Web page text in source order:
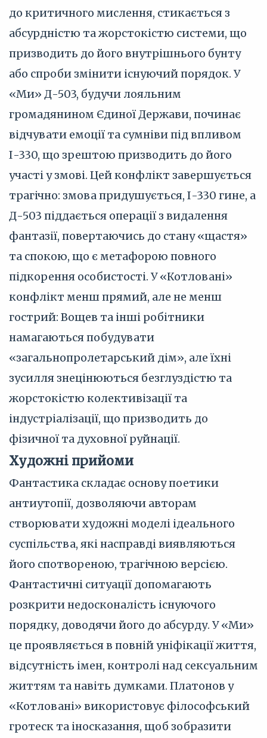
до критичного мислення, стикається з
абсурдністю та жорстокістю системи, що
призводить до його внутрішнього бунту
або спроби змінити існуючий порядок. У
«Ми» Д-503, будучи лояльним
громадянином Єдиної Держави, починає
відчувати емоції та сумніви під впливом
І-330, що зрештою призводить до його
участі у змові. Цей конфлікт завершується
трагічно: змова придушується, І-330 гине, а
Д-503 піддається операції з видалення
фантазії, повертаючись до стану «щастя»
та спокою, що є метафорою повного
підкорення особистості. У «Котловані»
конфлікт менш прямий, але не менш
гострий: Вощев та інші робітники
намагаються побудувати
«загальнопролетарський дім», але їхні
зусилля знецінюються безглуздістю та
жорстокістю колективізації та
індустріалізації, що призводить до
фізичної та духовної руйнації.
Художні прийоми
Фантастика складає основу поетики
антиутопії, дозволяючи авторам
створювати художні моделі ідеального
суспільства, які насправді виявляються
його спотвореною, трагічною версією.
Фантастичні ситуації допомагають
розкрити недосконалість існуючого
порядку, доводячи його до абсурду. У «Ми»
це проявляється в повній уніфікації життя,
відсутність імен, контролі над сексуальним
життям та навіть думками. Платонов у
«Котловані» використовує філософський
гротеск та іносказання, щоб зобразити